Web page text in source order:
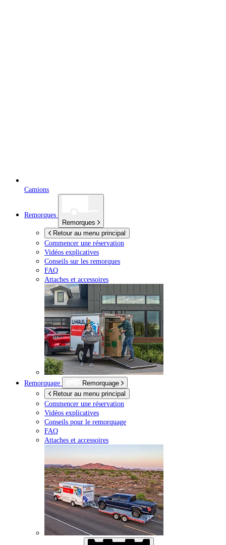
Camions
Remorques
Remorques
Retour au menu principal
Commencer une réservation
Vidéos explicatives
Conseils sur les remorques
FAQ
Attaches et accessoires
Remorquage
Remorquage
Retour au menu principal
Commencer une réservation
Vidéos explicatives
Conseils pour le remorquage
FAQ
Attaches et accessoires